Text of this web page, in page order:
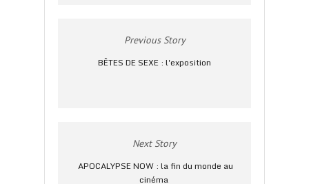
Previous Story
BÊTES DE SEXE : l'exposition
Next Story
APOCALYPSE NOW : la fin du monde au
cinéma